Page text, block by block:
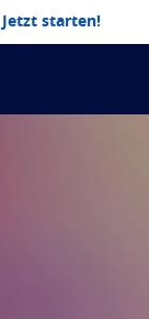
starten!